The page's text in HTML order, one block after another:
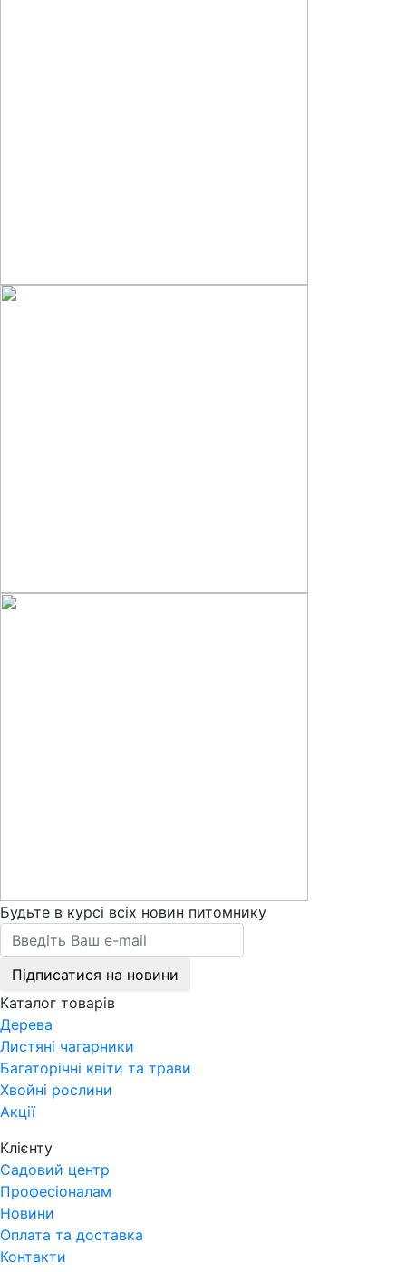
Будьте в курсі всіх новин питомнику
Підписатися на новини
Каталог товарів
Дерева
Листяні чагарники
Багаторічні квіти та трави
Хвойні рослини
Акції
Клієнту
Садовий центр
Професіоналам
Новини
Оплата та доставка
Контакти